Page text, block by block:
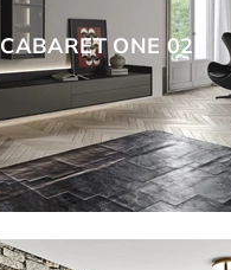
CABARET ONE 02